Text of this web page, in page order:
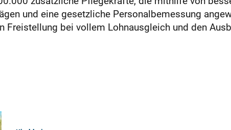
und eine gesetzliche Personalbemessung
Freistellung bei vollem Lohnausgleich und den